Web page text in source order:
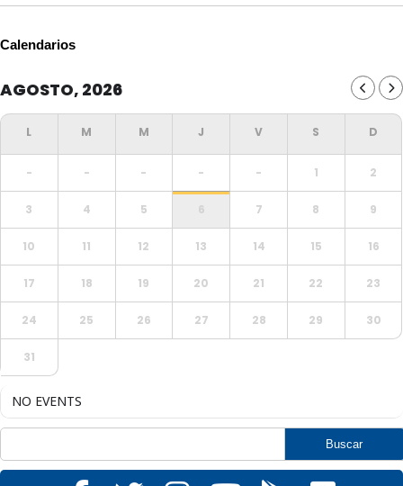
Calendarios
AGOSTO, 2026
- - - - - 1 2
3 4 5 6 7 8 9
10 11 12 13 14 15 16
17 18 19 20 21 22 23
24 25 26 27 28 29 30
31
NO EVENTS